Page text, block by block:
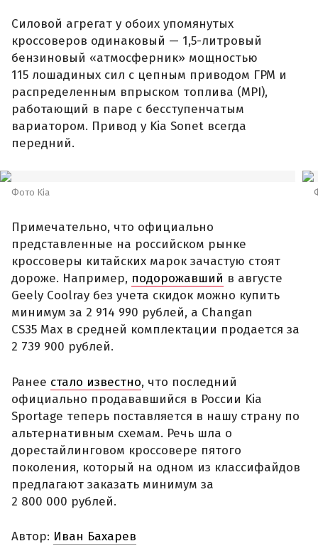
Силовой агрегат у обоих упомянутых
кроссоверов одинаковый — 1,5-литровый
бензиновый «атмосферник» мощностью
115 лошадиных сил с цепным приводом ГРМ и
распределенным впрыском топлива (MPI),
работающий в паре с бесступенчатым
вариатором. Привод у Kia Sonet всегда
передний.
Фото Kia
Примечательно, что официально
представленные на российском рынке
кроссоверы китайских марок зачастую стоят
дороже. Например, подорожавший в августе
Geely Coolray без учета скидок можно купить
минимум за 2 914 990 рублей, а Changan
CS35 Max в средней комплектации продается за
2 739 900 рублей.
Ранее стало известно, что последний
официально продававшийся в России Kia
Sportage теперь поставляется в нашу страну по
альтернативным схемам. Речь шла о
дорестайлинговом кроссовере пятого
поколения, который на одном из классифайдов
предлагают заказать минимум за
2 800 000 рублей.
Автор: Иван Бахарев